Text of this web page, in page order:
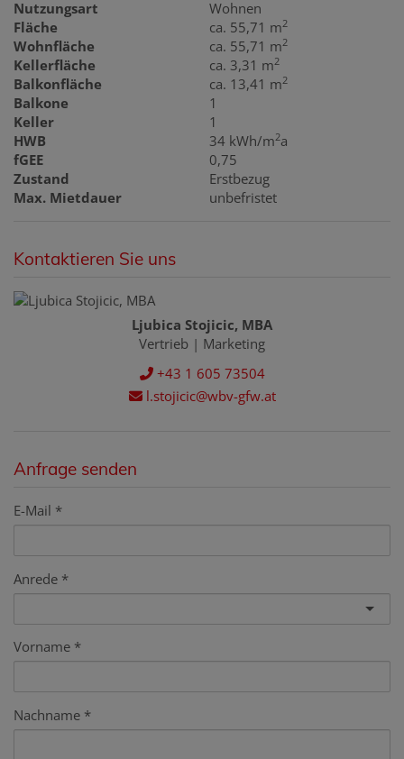
Nutzungsart
Wohnen
Fläche
ca. 55,71 m2
Wohnfläche ca. 55,71 m2
Kellerfläche ca. 3,31 m2
Balkonfläche ca. 13,41 m2
Balkone
1
Keller
1
HWB
34 kWh/m2a
fGEE
0,75
Zustand
Erstbezug
Max. Mietdauer
unbefristet
Kontaktieren Sie uns
Ljubica Stojicic, MBA
Vertrieb | Marketing
+43 1 605 73504
l.stojicic@wbv-gfw.at
Anfrage senden
E-Mail
Anrede
Vorname
Nachname